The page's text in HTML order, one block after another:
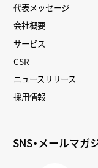
代表メッセージ
会社概要
サービス
CSR
ニュースリリース
採用情報
SNS・メールマガ